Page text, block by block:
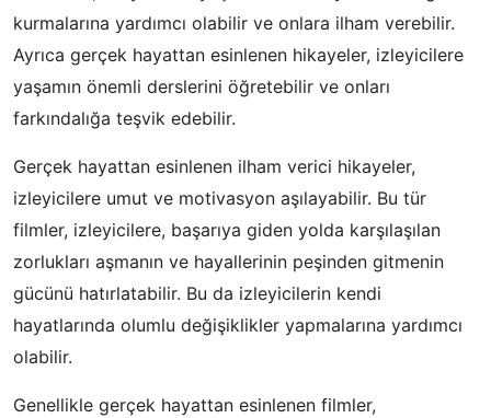
kurmalarına yardımcı olabilir ve onlara ilham verebilir.
Ayrıca gerçek hayattan esinlenen hikayeler, izleyicilere
yaşamın önemli derslerini öğretebilir ve onları
farkındalığa teşvik edebilir.
Gerçek hayattan esinlenen ilham verici hikayeler,
izleyicilere umut ve motivasyon aşılayabilir. Bu tür
filmler, izleyicilere, başarıya giden yolda karşılaşılan
zorlukları aşmanın ve hayallerinin peşinden gitmenin
gücünü hatırlatabilir. Bu da izleyicilerin kendi
hayatlarında olumlu değişiklikler yapmalarına yardımcı
olabilir.
Genellikle gerçek hayattan esinlenen filmler,